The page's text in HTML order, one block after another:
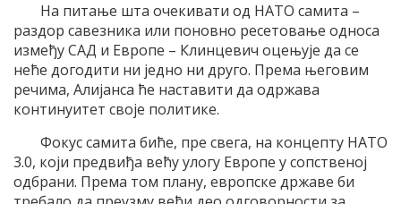
На питање шта очекивати од НАТО самита –
раздор савезника или поновно ресетовање односа
између САД и Европе – Клинцевич оцењује да се
неће догодити ни једно ни друго. Према његовим
речима, Алијанса ће наставити да одржава
континуитет своје политике.
Фокус самита биће, пре свега, на концепту НАТО
3.0, који предвиђа већу улогу Европе у сопственој
одбрани. Према том плану, европске државе би